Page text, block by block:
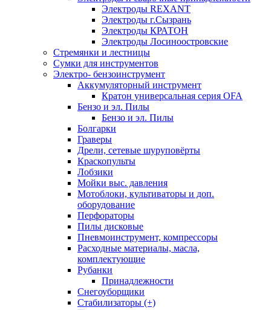
Электроды REXANT
Электроды г.Сызрань
Электроды КРАТОН
Электроды Лосиноостровские
Стремянки и лестницы
Сумки для инструментов
Электро- бензоинструмент
Аккумуляторный инструмент
Кратон универсальная серия OFA
Бензо и эл. Пилы
Бензо и эл. Пилы
Болгарки
Граверы
Дрели, сетевые шуруповёрты
Краскопульты
Лобзики
Мойки выс. давления
Мотоблоки, культиваторы и доп.
оборудование
Перфораторы
Пилы дисковые
Пневмоинструмент, компрессоры
Расходные материалы, масла,
комплектующие
Рубанки
Принадлежности
Снегоуборщики
Стабилизаторы (+)